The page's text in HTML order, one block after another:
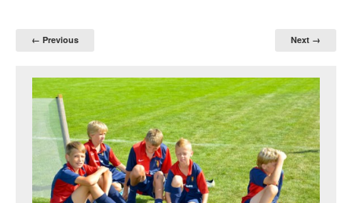
← Previous Next →